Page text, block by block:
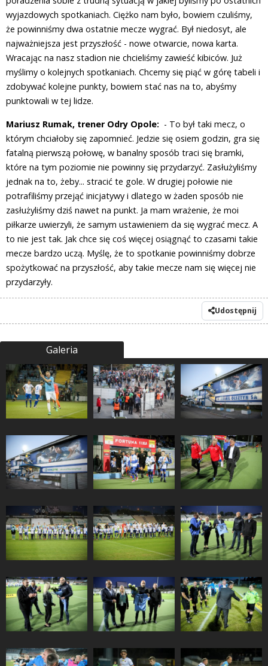
wyjazdowych spotkaniach. Ciężko nam było, bowiem czuliśmy,
że powinniśmy dwa ostatnie mecze wygrać. Był niedosyt, ale
najważniejsza jest przyszłość - nowe otwarcie, nowa karta.
Wracając na nasz stadion nie chcieliśmy zawieść kibiców. Już
myślimy o kolejnych spotkaniach. Chcemy się piąć w górę tabeli i
zdobywać kolejne punkty, bowiem stać nas na to, abyśmy
punktowali w tej lidze.
Mariusz Rumak, trener Odry Opole: - To był taki mecz, o
którym chciałoby się zapomnieć. Jedzie się osiem godzin, gra się
fatalną pierwszą połowę, w banalny sposób traci się bramki,
które na tym poziomie nie powinny się przydarzyć. Zasłużyliśmy
jednak na to, żeby... stracić te gole. W drugiej połowie nie
potrafiliśmy przejąć inicjatywy i dlatego w żaden sposób nie
zasłużyliśmy dziś nawet na punkt. Ja mam wrażenie, że moi
piłkarze uwierzyli, że samym ustawieniem da się wygrać mecz. A
to nie jest tak. Jak chce się coś więcej osiągnąć to czasami takie
mecze bardzo uczą. Myślę, że to spotkanie powinniśmy dobrze
spożytkować na przyszłość, aby takie mecze nam się więcej nie
przydarzyły.
Udostępnij
Galeria